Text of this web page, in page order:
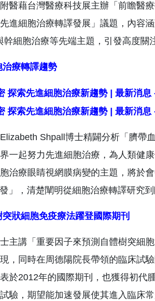
醫藉台灣醫療科技展主辦「前瞻醫
進細胞治療轉譯發展」議題，內容
細胞治療等先端主題，引發高度關
治療轉譯趨勢
Shpall博士精闢分析「臍帶
一起努力先進細胞治療，為人類健
治療眼睛視網膜病變的主題，將於
」，清楚闡明從細胞治療轉譯研究
狀細胞免疫療法躍登國際期刊
主講「重要因子來預測自體樹突細
，同時在周德陽院長帶領的臨床試
於2012年的國際期刊，也獲得初代
驗，期望能加速發展使其進入臨床